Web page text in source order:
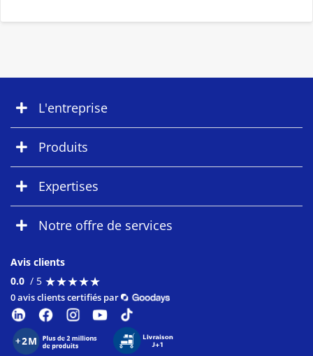
L'entreprise
Produits
Expertises
Notre offre de services
Avis clients
0.0 / 5 ★★★★★
★★★★★
0 avis clients certifiés par